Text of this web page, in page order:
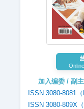
加入编委 / 副
ISSN 3080-8081（
ISSN 3080-809X（